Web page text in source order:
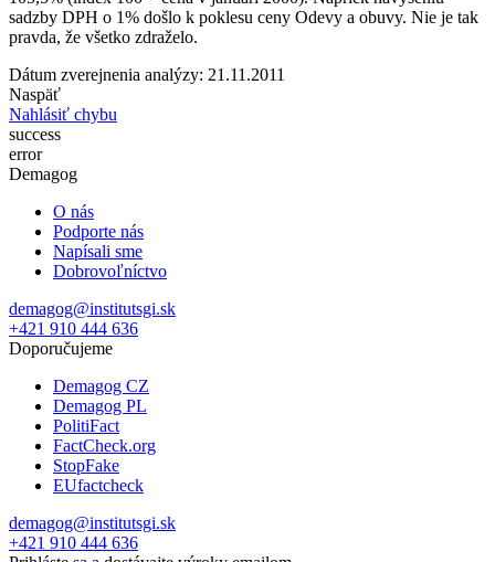
sadzby DPH o 1% došlo k poklesu ceny Odevy a obuvy. Nie je tak
pravda, že všetko zdraželo.
Dátum zverejnenia analýzy: 21.11.2011
Naspäť
Nahlásiť chybu
success
error
Demagog
O nás
Podporte nás
Napísali sme
Dobrovoľníctvo
demagog@institutsgi.sk
+421 910 444 636
Doporučujeme
Demagog CZ
Demagog PL
PolitiFact
FactCheck.org
StopFake
EUfactcheck
demagog@institutsgi.sk
+421 910 444 636